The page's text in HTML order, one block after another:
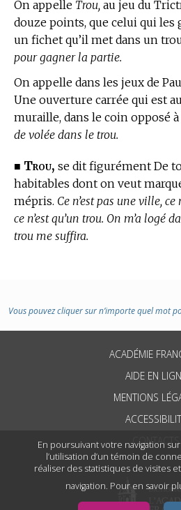
En poursuivant votre navigation
l’utilisation d’un témoin de
réaliser des statistiques de visites
navigation. Pour en savoir
On appelle Trou, au jeu du
douze points, que celui qui les
un fichet qu’il met dans un
pour gagner la partie.
On appelle dans les jeux de
Une ouverture carrée qui est
muraille, dans le coin opposé
de volée dans le trou.
■ Trou, se dit figurément De
habitables dont on veut
mépris. Ce n’est pas une ville,
ce n’est qu’un trou. On m’a logé
trou me suffira.
Vous pouvez cliquer sur n’importe quel mot
ACADÉMIE
AIDE EN
MENTIONS
CONTACTS